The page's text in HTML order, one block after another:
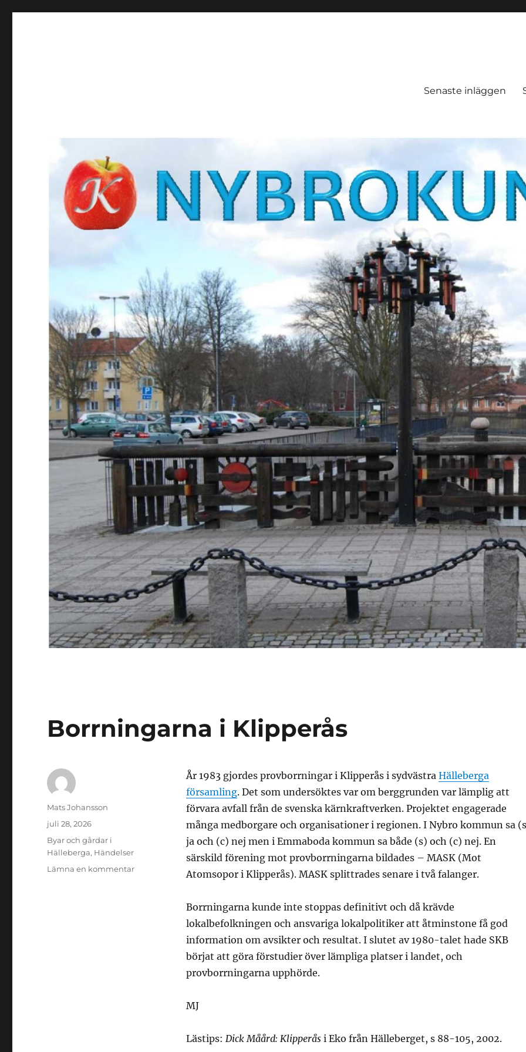
Senaste inläggen
Borrningarna i Klipperås
År 1983 gjordes provborrningar i Klipperås i sydvästra Hälleberga
församling. Det som undersöktes var om berggrunden var lämplig att
förvara avfall från de svenska kärnkraftverken. Projektet engagerade
många medborgare och organisationer i regionen. I Nybro kommun sa
ja och (c) nej men i Emmaboda kommun sa både (s) och (c) nej. En
särskild förening mot provborrningarna bildades – MASK (Mot
Atomsopor i Klipperås). MASK splittrades senare i två falanger.
Borrningarna kunde inte stoppas definitivt och då krävde
lokalbefolkningen och ansvariga lokalpolitiker att åtminstone få god
information om avsikter och resultat. I slutet av 1980-talet hade SKB
börjat att göra förstudier över lämpliga platser i landet, och
provborrningarna upphörde.
MJ
Lästips: Dick Måård: Klipperåsi Eko från Hälleberget, s 88-105, 2002.
Författare
Mats Johansson
Publicerat
juli 28, 2026
Kategorier
Byar och gårdar i
Hälleberga, Händelser
Lämna en kommentartill
Borrningarna